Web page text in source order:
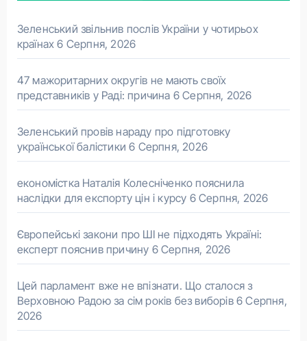
Зеленський звільнив послів України у чотирьох
країнах 6 Серпня, 2026
47 мажоритарних округів не мають своїх
представників у Раді: причина 6 Серпня, 2026
Зеленський провів нараду про підготовку
української балістики 6 Серпня, 2026
економістка Наталія Колесніченко пояснила
наслідки для експорту цін і курсу 6 Серпня, 2026
Європейські закони про ШІ не підходять Україні:
експерт пояснив причину 6 Серпня, 2026
Цей парламент вже не впізнати. Що сталося з
Верховною Радою за сім років без виборів 6 Серпня,
2026